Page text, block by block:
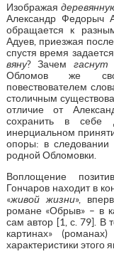
Изображая
Александр Федорыч
обращается к
Адуев, приезжая
спустя время
вяну? Зачем гаснут
Обломов же свое
повествователем
столичным
отличие от
сохранить в себе
инерциальном
опоры: в следовании
родной Обломовки.
Воплощение
Гончаров находит в
«живой жизни»,
романе «Обрыв» – в
сам автор [1, с. 79]. В
картинах»
характеристики этого